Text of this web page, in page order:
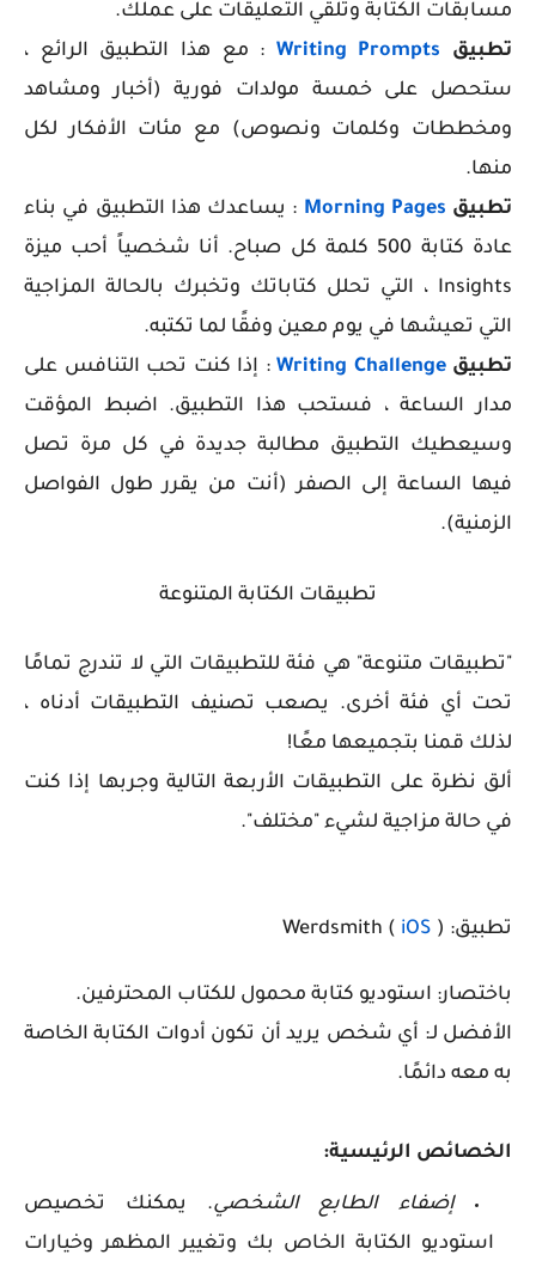
مسابقات الكتابة وتلقي التعليقات على عملك.
تطبيق Writing Prompts : مع هذا التطبيق الرائع ،
ستحصل على خمسة مولدات فورية (أخبار ومشاهد
ومخططات وكلمات ونصوص) مع مئات الأفكار لكل
منها.
تطبيق Morning Pages : يساعدك هذا التطبيق في بناء
عادة كتابة 500 كلمة كل صباح. أنا شخصياً أحب ميزة
Insights ، التي تحلل كتاباتك وتخبرك بالحالة المزاجية
التي تعيشها في يوم معين وفقًا لما تكتبه.
تطبيقWriting Challenge : إذا كنت تحب التنافس على
مدار الساعة ، فستحب هذا التطبيق. اضبط المؤقت
وسيعطيك التطبيق مطالبة جديدة في كل مرة تصل
فيها الساعة إلى الصفر (أنت من يقرر طول الفواصل
الزمنية).
تطبيقات الكتابة المتنوعة
"تطبيقات متنوعة" هي فئة للتطبيقات التي لا تندرج تمامًا
تحت أي فئة أخرى. يصعب تصنيف التطبيقات أدناه ،
لذلك قمنا بتجميعها معًا!
ألق نظرة على التطبيقات الأربعة التالية وجربها إذا كنت
في حالة مزاجية لشيء "مختلف".
تطبيق: Werdsmith ( iOS )
باختصار: استوديو كتابة محمول للكتاب المحترفين.
الأفضل لـ: أي شخص يريد أن تكون أدوات الكتابة الخاصة
به معه دائمًا.
الخصائص الرئيسية:
إضفاء الطابع الشخصي. يمكنك تخصيص
استوديو الكتابة الخاص بك وتغيير المظهر وخيارات